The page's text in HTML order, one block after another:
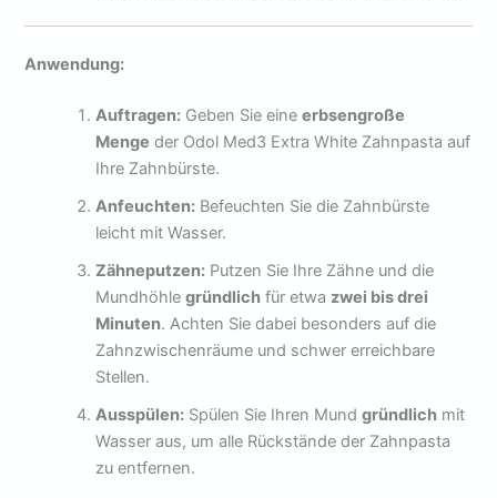
Anwendung:
Auftragen: Geben Sie eineerbsengroße
Menge der Odol Med3 Extra White Zahnpasta auf
Ihre Zahnbürste.
Anfeuchten: Befeuchten Sie die Zahnbürste
leicht mit Wasser.
Zähneputzen: Putzen Sie Ihre Zähne und die
Mundhöhlegründlich für etwa zwei bis drei
Minuten. Achten Sie dabei besonders auf die
Zahnzwischenräume und schwer erreichbare
Stellen.
Ausspülen: Spülen Sie Ihren Mundgründlich mit
Wasser aus, um alle Rückstände der Zahnpasta
zu entfernen.